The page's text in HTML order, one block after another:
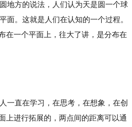
地方的说法，人们认为天是圆一个球
面。这就是人们在认知的一个过程。
在一个平面上，往大了讲，是分布在
一直在学习，在思考，在想象，在创
上进行拓展的，两点间的距离可以通